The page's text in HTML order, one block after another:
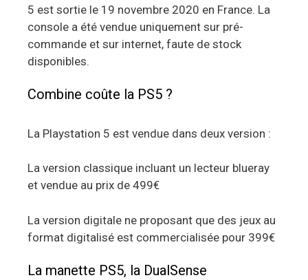
5 est sortie le 19 novembre 2020 en France. La
console a été vendue uniquement sur pré-
commande et sur internet, faute de stock
disponibles.
Combine coûte la PS5 ?
La Playstation 5 est vendue dans deux version :
La version classique incluant un lecteur blueray
et vendue au prix de 499€
La version digitale ne proposant que des jeux au
format digitalisé est commercialisée pour 399€
La manette PS5, la DualSense